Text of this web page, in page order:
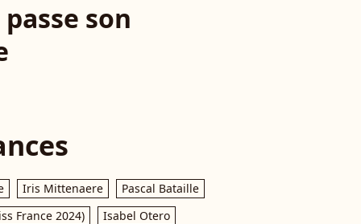
son
Iris Mittenaere
Pascal Bataille
France 2024)
Isabel Otero